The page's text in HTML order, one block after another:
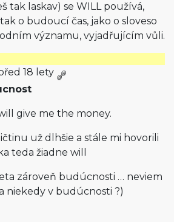
tak laskav) se WILL používá,
o budoucí čas, jako o sloveso
významu, vyjadřujícím vůli.
18 lety
give me the money.
už dlhšie a stále mi hovorili
teda žiadne will
zároveň budúcnosti … neviem
niekedy v budúcnosti ?)